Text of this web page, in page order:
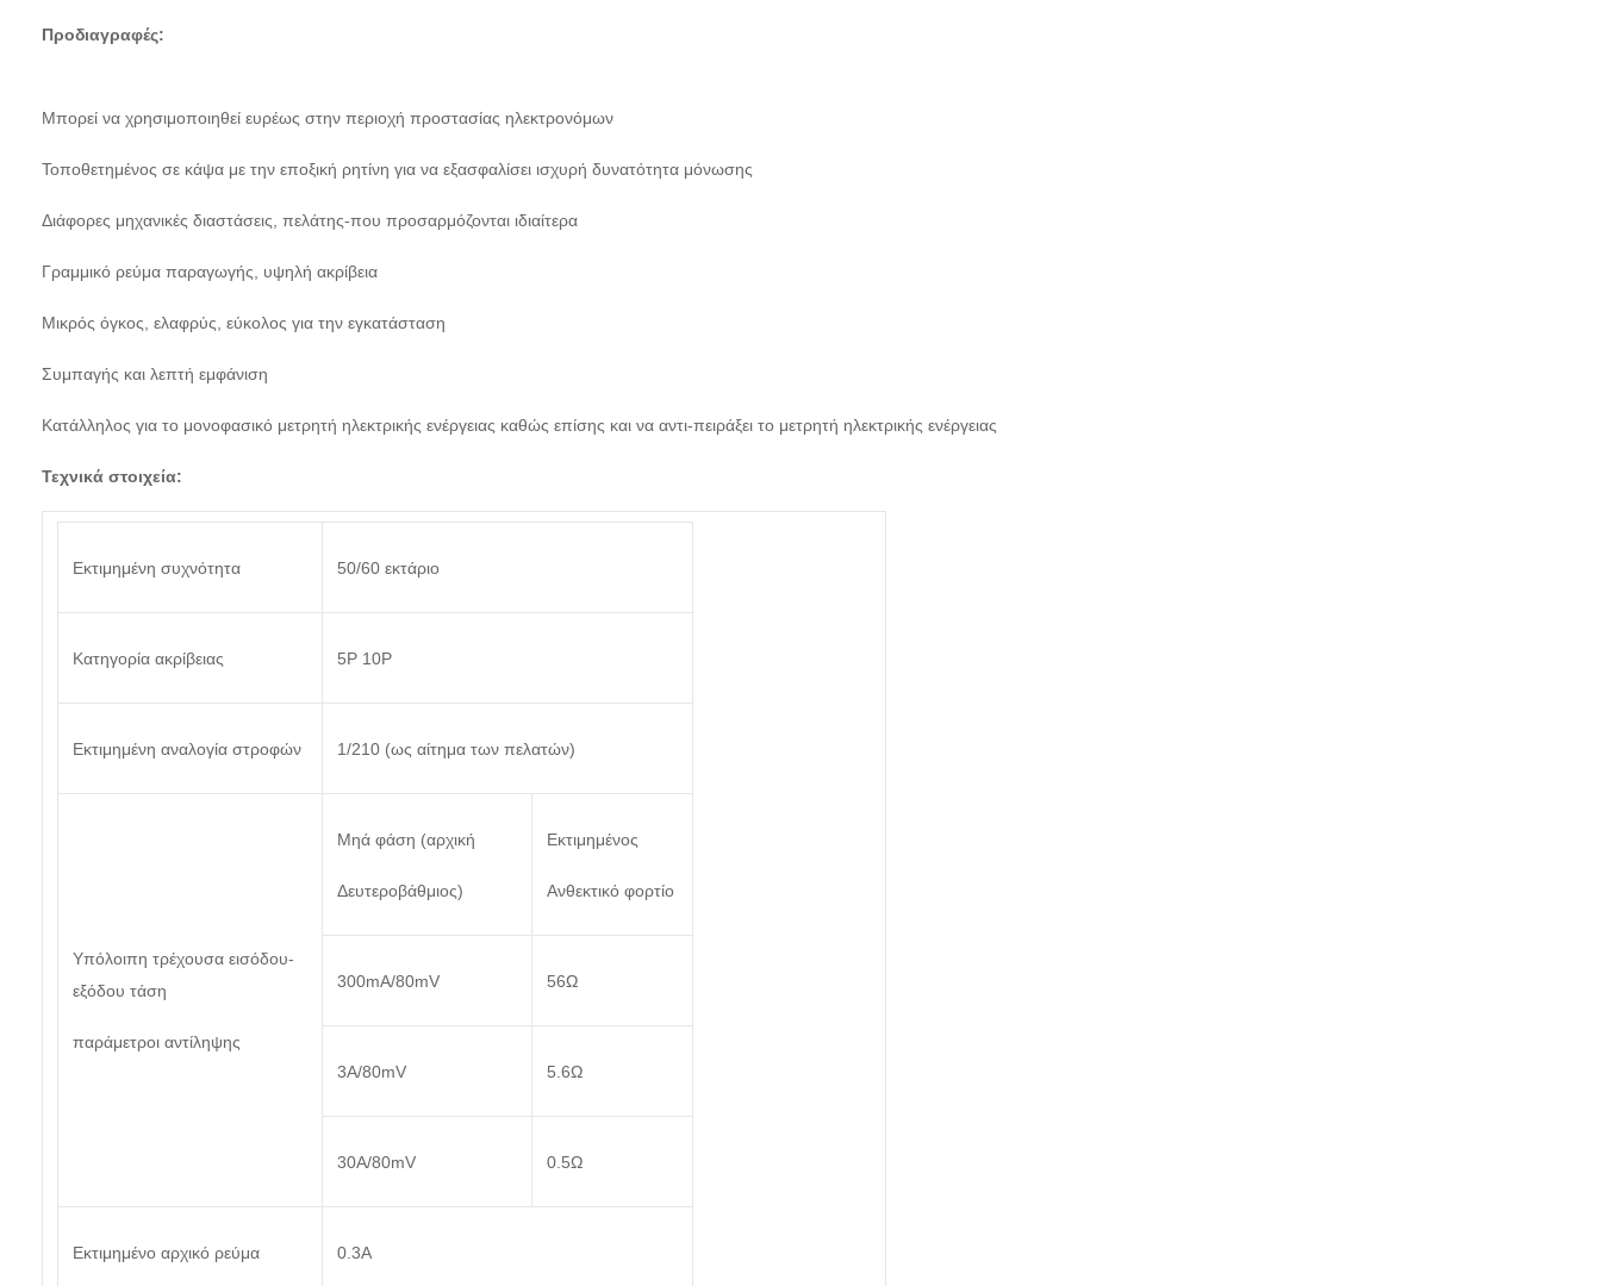
Προδιαγραφές:
Μπορεί να χρησιμοποιηθεί ευρέως στην περιοχή προστασίας ηλεκτρονόμων
Τοποθετημένος σε κάψα με την εποξική ρητίνη για να εξασφαλίσει ισχυρή δυνατότητα μόνωσης
Διάφορες μηχανικές διαστάσεις, πελάτης-που προσαρμόζονται ιδιαίτερα
Γραμμικό ρεύμα παραγωγής, υψηλή ακρίβεια
Μικρός όγκος, ελαφρύς, εύκολος για την εγκατάσταση
Συμπαγής και λεπτή εμφάνιση
Κατάλληλος για το μονοφασικό μετρητή ηλεκτρικής ενέργειας καθώς επίσης και να αντι-πειράξει το μετρητή ηλεκτρικής ενέργειας
Τεχνικά στοιχεία:
Εκτιμημένη συχνότητα 50/60 εκτάριο
Κατηγορία ακρίβειας 5P 10P
Εκτιμημένη αναλογία στροφών 1/210 (ως αίτημα των πελατών)
Υπόλοιπη τρέχουσα εισόδου-
εξόδου τάση
παράμετροι αντίληψης
Μηά φάση (αρχική
Δευτεροβάθμιος)
Εκτιμημένος
Ανθεκτικό φορτίο
300mA/80mV 56Ω
3A/80mV 5.6Ω
30A/80mV 0.5Ω
Εκτιμημένο αρχικό ρεύμα 0.3A